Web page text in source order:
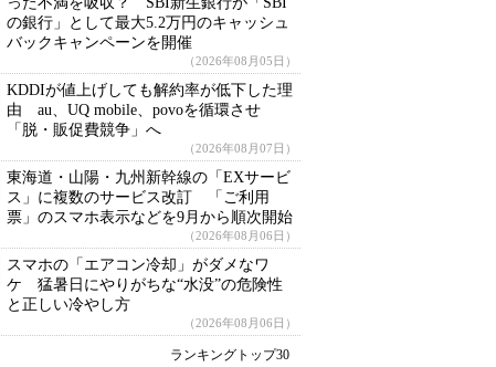
の銀行」として最大5.2万円のキャッシュ
バックキャンペーンを開催
（2026年08月05日）
KDDIが値上げしても解約率が低下した理
由 au、UQ mobile、povoを循環させ
「脱・販促費競争」へ
（2026年08月07日）
東海道・山陽・九州新幹線の「EXサービ
ス」に複数のサービス改訂 「ご利用
票」のスマホ表示などを9月から順次開始
（2026年08月06日）
スマホの「エアコン冷却」がダメなワ
ケ 猛暑日にやりがちな“水没”の危険性
と正しい冷やし方
（2026年08月06日）
ランキングトップ30